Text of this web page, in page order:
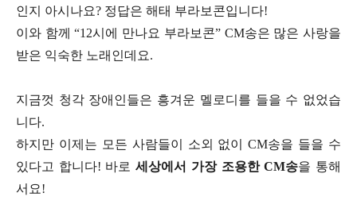
인지 아시나요? 정답은 해태 부라보콘입니다!
이와 함께 “12시에 만나요 부라보콘” CM송은 많은 사랑을
받은 익숙한 노래인데요.
지금껏 청각 장애인들은 흥겨운 멜로디를 들을 수 없었습
니다.
하지만 이제는 모든 사람들이 소외 없이 CM송을 들을 수
있다고 합니다! 바로세상에서 가장 조용한 CM송을 통해
서요!